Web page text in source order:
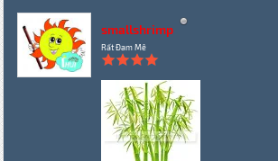
smallshrimp
Rất Đam Mê